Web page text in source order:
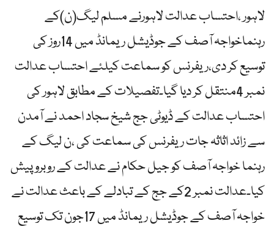
لاہور ،احتساب عدالت لاہورنے مسلم لیگ(ن)کے
رہنماخواجہ آصف کے جوڈیشل ریمانڈ میں 14روز کی
توسیع کر دی،ریفرنس کو سماعت کیلئے احتساب عدالت
نمبر 4منتقل کر دیا گیا۔تفصیلات کے مطابق لاہور کی
احتساب عدالت کے ڈیوٹی جج شیخ سجاد احمد نے آمدن
سے زائد اثاثہ جات ریفرنس کی سماعت کی ،ن لیگ کے
رہنما خواجہ آصف کو جیل حکام نے عدالت کے روبرو پیش
کیا۔عدالت نمبر 2کے جج کے تبادلے کے باعث عدالت نے
خواجہ آصف کے جوڈیشل ریمانڈ میں 17جون تک توسیع